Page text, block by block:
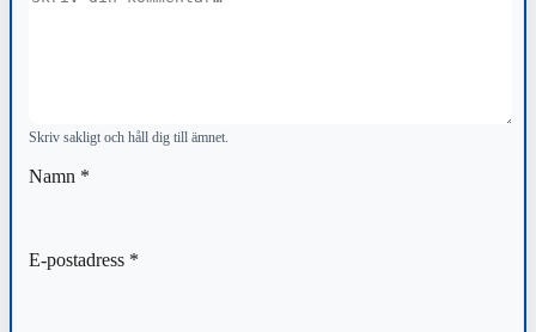
Skriv sakligt och håll dig till ämnet.
Namn *
E-postadress *